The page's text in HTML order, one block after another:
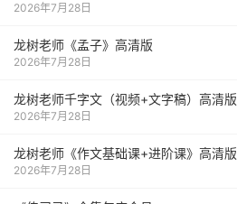
2026年7月28日
龙树老师《孟子》高清版
2026年7月28日
龙树老师千字文（视频+文字稿）高清版
2026年7月28日
龙树老师《作文基础课+进阶课》高清版
2026年7月28日